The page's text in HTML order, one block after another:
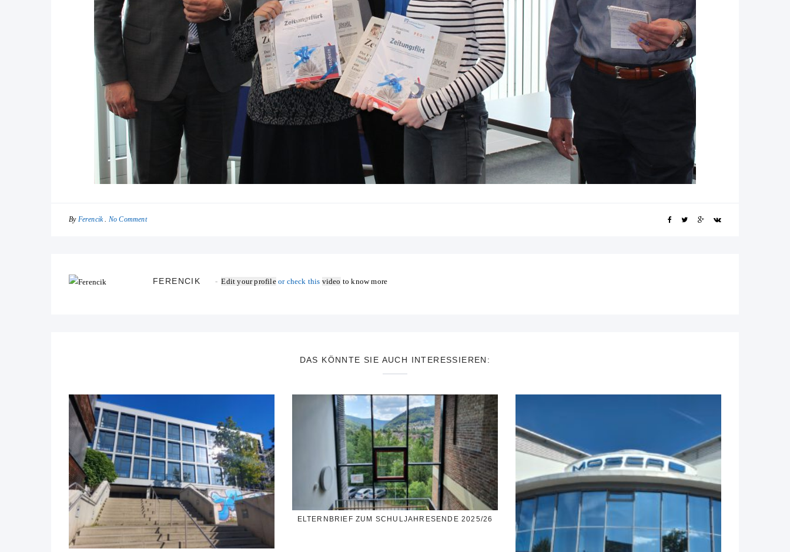
By Ferencik No Comment
FERENCIK Edit your profileor check this video to know more
DAS KÖNNTE SIE AUCH INTERESSIEREN:
ELTERNBRIEF ZUM SCHULJAHRESENDE 2025/26